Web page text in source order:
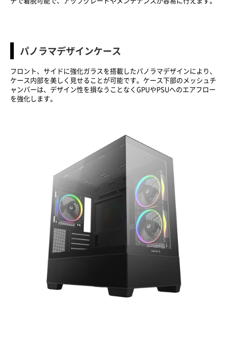
パノラマデザインケース
フロント、サイドに強化ガラスを搭載したパノラマデザインにより、
ケース内部を美しく見せることが可能です。ケース下部のメッシュチ
ャンバーは、デザイン性を損なうことなくGPUやPSUへのエアフロー
を強化します。